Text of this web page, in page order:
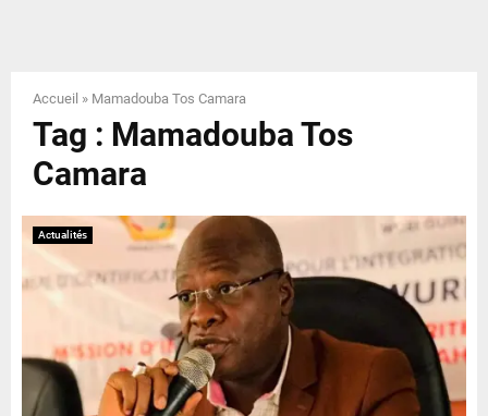
N
U
Accueil » Mamadouba Tos Camara
Tag : Mamadouba Tos
Camara
Actualités